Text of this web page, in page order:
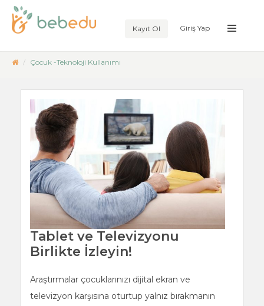
Kayıt Ol Giriş Yap
Çocuk -Teknoloji Kullanımı
Tablet ve Televizyonu
Birlikte İzleyin!
Araştırmalar çocuklarınızı dijital ekran ve
televizyon karşısına oturtup yalnız bırakmanın